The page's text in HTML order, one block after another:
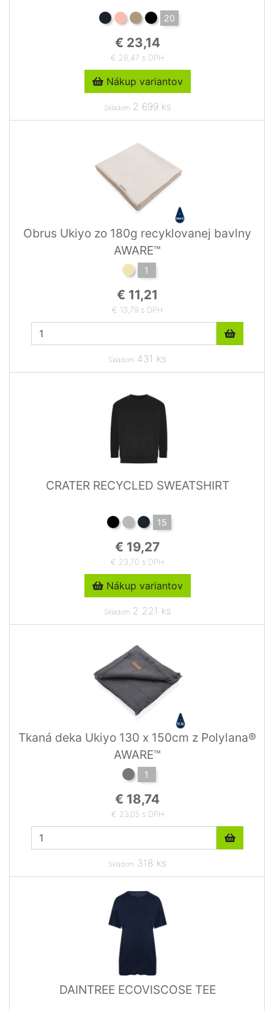
20
€ 23,14
€ 28,47 s DPH
Nákup variantov
Skladom2 699 ks
Obrus Ukiyo zo 180g recyklovanej bavlny
AWARE™
1
€ 11,21
€ 13,79 s DPH
Skladom 431 ks
CRATER RECYCLED SWEATSHIRT
15
€ 19,27
€ 23,70 s DPH
Nákup variantov
Skladom2 221 ks
Tkaná deka Ukiyo 130 x 150cm z Polylana®
AWARE™
1
€ 18,74
€ 23,05 s DPH
Skladom 318 ks
DAINTREE ECOVISCOSE TEE